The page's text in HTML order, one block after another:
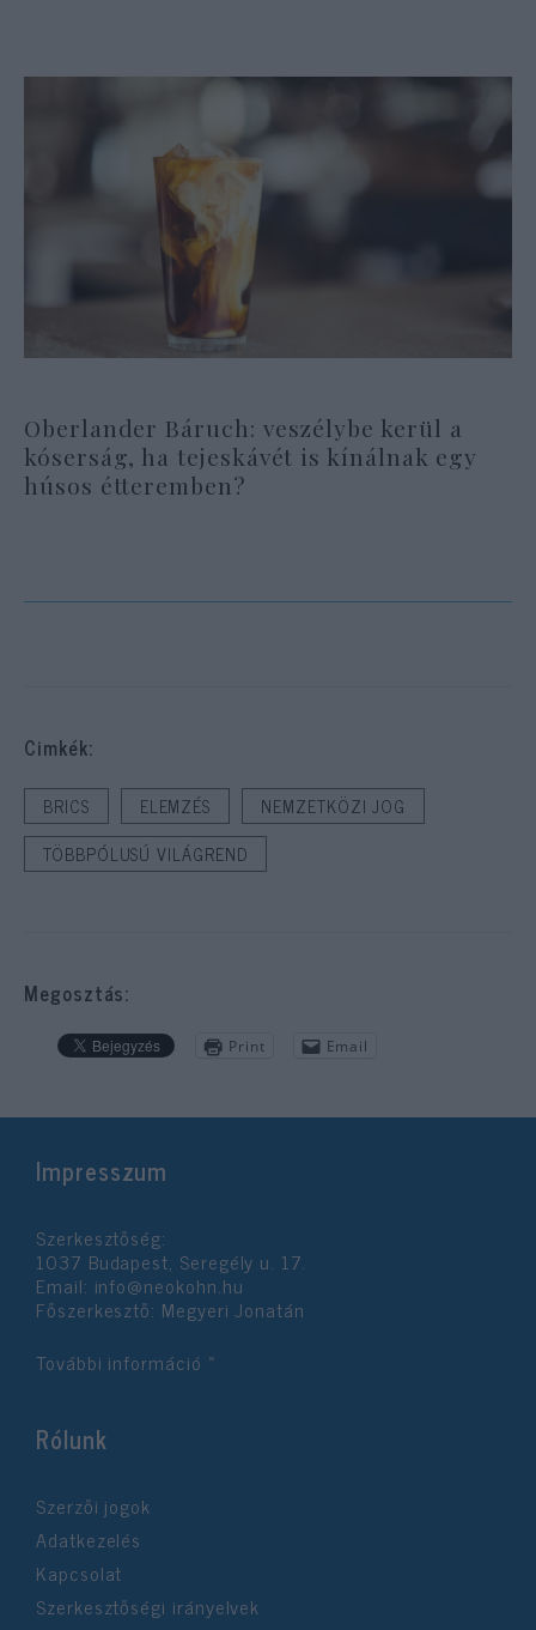
Oberlander Báruch: veszélybe kerül a
kóserság, ha tejeskávét is kínálnak egy
húsos étteremben?
Cimkék:
BRICS ELEMZÉS
NEMZETKÖZI JOG
TÖBBPÓLUSÚ VILÁGREND
Megosztás:
Print Email
Impresszum
Szerkesztőség:
1037 Budapest, Seregély u. 17.
Email: info@neokohn.hu
Főszerkesztő: Megyeri Jonatán
További információ »
Rólunk
Szerzői jogok
Adatkezelés
Kapcsolat
Szerkesztőségi irányelvek